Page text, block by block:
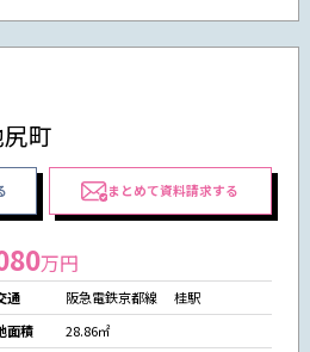
町
まとめて資料請求する
万円
通
阪急電鉄京都線 桂駅
面積
28.86㎡